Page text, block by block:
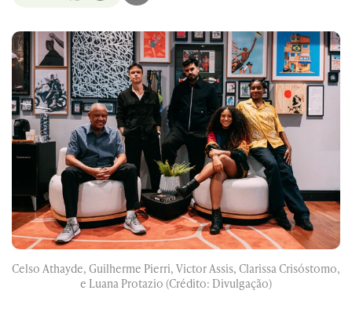
Celso Athayde, Guilherme Pierri, Victor Assis, Clarissa Crisóstomo,
e Luana Protazio (Crédito: Divulgação)